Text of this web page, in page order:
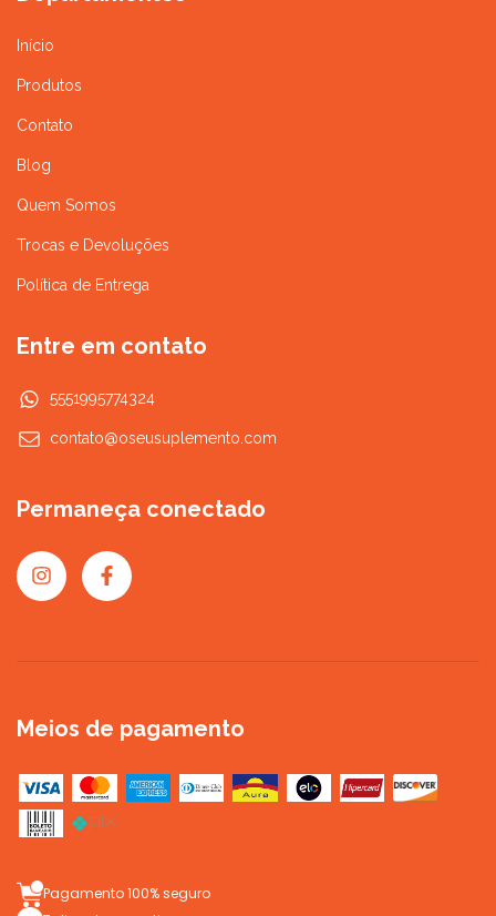
Início
Produtos
Contato
Blog
Quem Somos
Trocas e Devoluções
Política de Entrega
Entre em contato
5551995774324
contato@oseusuplemento.com
Permaneça conectado
Meios de pagamento
Pagamento 100% seguro